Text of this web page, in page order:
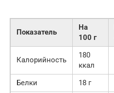
Показатель
На
100 г
Калорийность
180
ккал
Белки 18 г